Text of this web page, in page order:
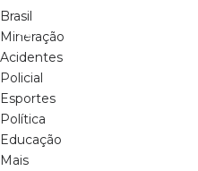
Brasil
Mineração
Acidentes
Policial
Esportes
Política
Educação
Mais